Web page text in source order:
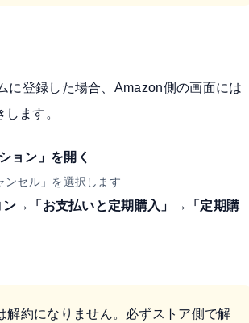
に登録した場合、Amazon側の画面には
ます。
ョン」を開く
ンセル」を選択します
→「お支払いと定期購入」→「定期購
約になりません。必ずストア側で解